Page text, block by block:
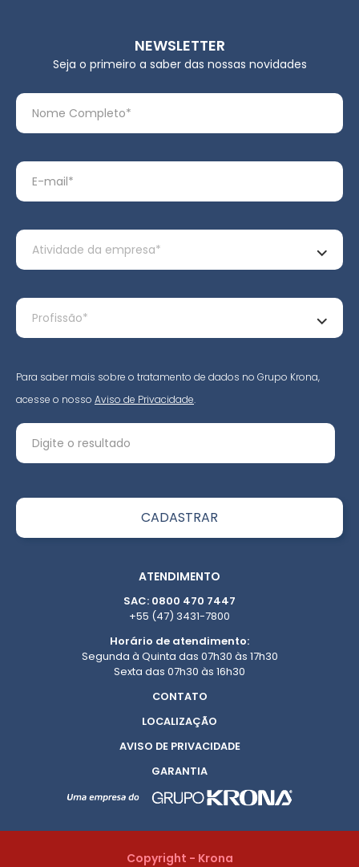
NEWSLETTER
Seja o primeiro a saber das nossas novidades
Para saber mais sobre o tratamento de dados no Grupo Krona,
acesse o nosso Aviso de Privacidade.
ATENDIMENTO
SAC: 0800 470 7447
+55 (47) 3431-7800
Horário de atendimento:
Segunda à Quinta das 07h30 às 17h30
Sexta das 07h30 às 16h30
CONTATO
LOCALIZAÇÃO
AVISO DE PRIVACIDADE
GARANTIA
Copyright - Krona